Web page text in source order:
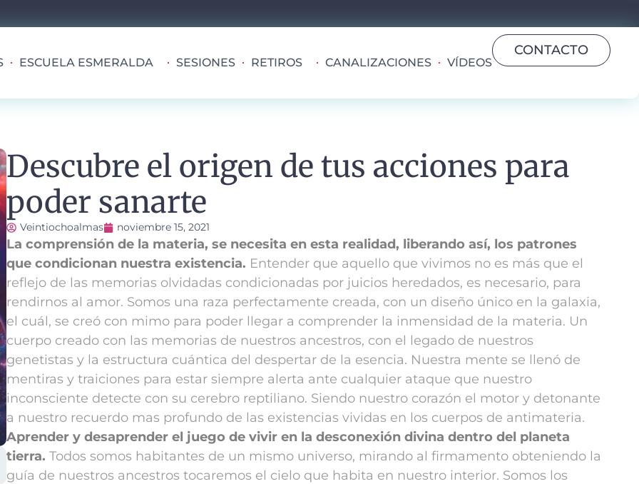
ESCUELA ESMERALDA SESIONES RETIROS CANALIZACIONES VÍDEOS
CONTACTO
Descubre el origen de tus acciones para
poder sanarte
Veintiochoalmas noviembre 15, 2021
La comprensión de la materia, se necesita en esta realidad, liberando así, los patrones
que condicionan nuestra existencia. Entender que aquello que vivimos no es más que el
reflejo de las memorias olvidadas condicionadas por juicios heredados, es necesario, para
rendirnos al amor. Somos una raza perfectamente creada, con un diseño único en la galaxia,
el cuál, se creó con mimo para poder llegar a comprender la inmensidad de la materia. Un
cuerpo creado con las memorias de nuestros ancestros, con el legado de nuestros
genetistas y la estructura cuántica del despertar de la esencia. Nuestra mente se llenó de
mentiras y traiciones para estar siempre alerta ante cualquier ataque que nuestro
inconsciente detecte con su cerebro reptiliano. Siendo nuestro corazón el motor y detonante
a nuestro recuerdo mas profundo de las existencias vividas en los cuerpos de antimateria.
Aprender y desaprender el juego de vivir en la desconexión divina dentro del planeta
tierra.Todos somos habitantes de un mismo universo, mirando al firmamento obteniendo la
guía de nuestros ancestros tocaremos el cielo que habita en nuestro interior. Somos los